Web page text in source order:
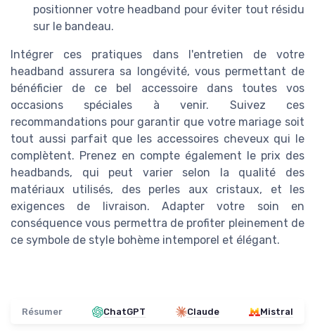
positionner votre headband pour éviter tout résidu
sur le bandeau.
Intégrer ces pratiques dans l'entretien de votre
headband assurera sa longévité, vous permettant de
bénéficier de ce bel accessoire dans toutes vos
occasions spéciales à venir. Suivez ces
recommandations pour garantir que votre mariage soit
tout aussi parfait que les accessoires cheveux qui le
complètent. Prenez en compte également le prix des
headbands, qui peut varier selon la qualité des
matériaux utilisés, des perles aux cristaux, et les
exigences de livraison. Adapter votre soin en
conséquence vous permettra de profiter pleinement de
ce symbole de style bohème intemporel et élégant.
Résumer ChatGPT Claude Mistral